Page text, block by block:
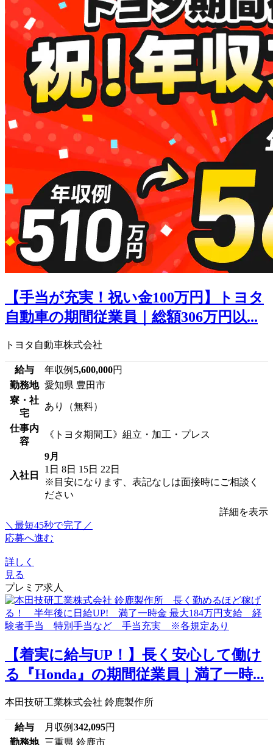
【手当が充実！祝い金100万円】トヨタ
自動車の期間従業員｜総額306万円以...
トヨタ自動車株式会社
給与 年収例 5,600,000円
勤務地 愛知県 豊田市
寮・社
宅
あり（無料）
仕事内
容
《トヨタ期間工》組立・加工・プレス
入社日
9月
1日 8日 15日 22日
※目安になります、表記なしは面接時にご相談く
ださい
詳細を表示
＼最短45秒で完了／
応募へ進む
詳しく
見る
プレミア求人
【着実に給与UP！】長く安心して働け
る『Honda』の期間従業員｜満了一時...
本田技研工業株式会社 鈴鹿製作所
給与 月収例 342,095円
勤務地 三重県 鈴鹿市